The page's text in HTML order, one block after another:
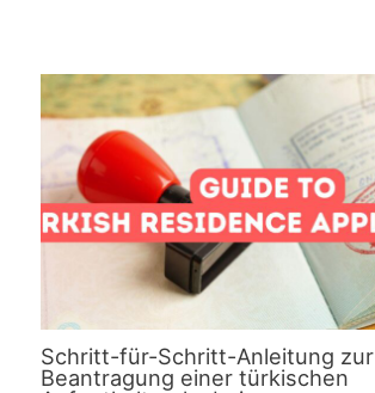
Schritt-für-Schritt-Anleitung zur
Beantragung einer türkischen